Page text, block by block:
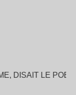
DISAIT LE POETE